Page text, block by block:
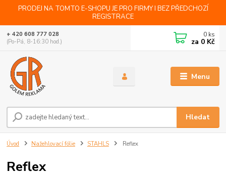
PRODEJ NA TOMTO E-SHOPU JE PRO FIRMY I BEZ PŘEDCHOZÍ
REGISTRACE
Menu
Hledat
+ 420 608 777 028
(Po-Pá, 8-16:30 hod.)
0 ks
za 0 Kč
Úvod Nažehlovací fólie STAHLS Reflex
Reflex